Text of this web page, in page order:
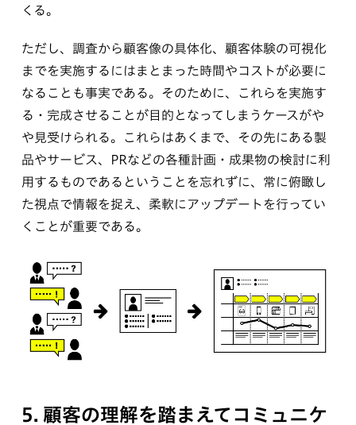
くる。
ただし、調査から顧客像の具体化、顧客体験の可視化
までを実施するにはまとまった時間やコストが必要に
なることも事実である。そのために、これらを実施す
る・完成させることが目的となってしまうケースがや
や見受けられる。これらはあくまで、その先にある製
品やサービス、PRなどの各種計画・成果物の検討に利
用するものであるということを忘れずに、常に俯瞰し
た視点で情報を捉え、柔軟にアップデートを行ってい
くことが重要である。
5. 顧客の理解を踏まえてコミュニケ